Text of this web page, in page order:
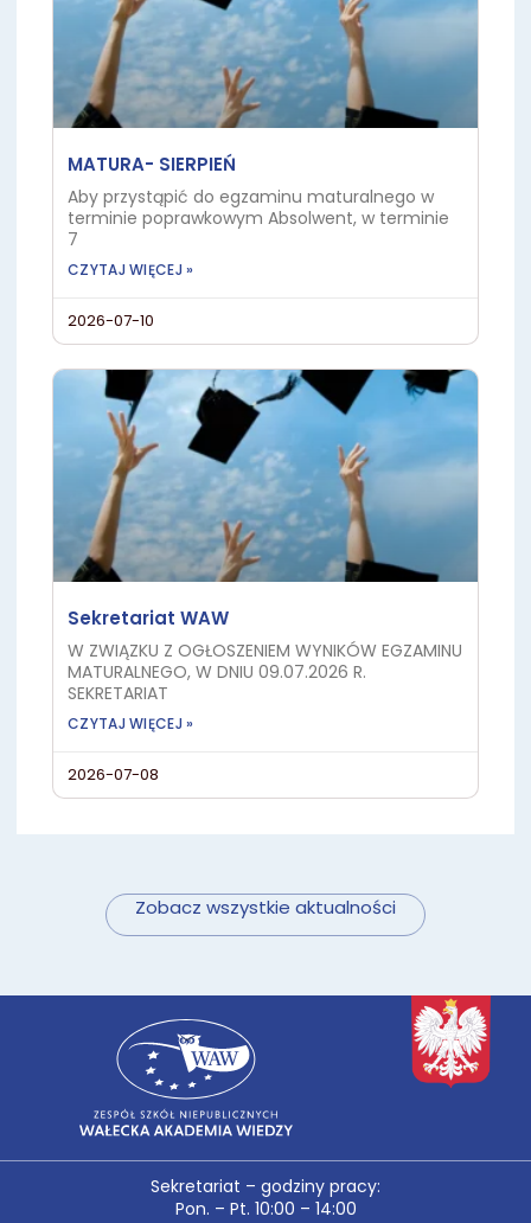
MATURA- SIERPIEŃ
Aby przystąpić do egzaminu maturalnego w
terminie poprawkowym Absolwent, w terminie
7
CZYTAJ WIĘCEJ »
2026-07-10
Sekretariat WAW
W ZWIĄZKU Z OGŁOSZENIEM WYNIKÓW EGZAMINU
MATURALNEGO, W DNIU 09.07.2026 R.
SEKRETARIAT
CZYTAJ WIĘCEJ »
2026-07-08
Zobacz wszystkie aktualności
Sekretariat – godziny pracy:
Pon. – Pt. 10:00 – 14:00